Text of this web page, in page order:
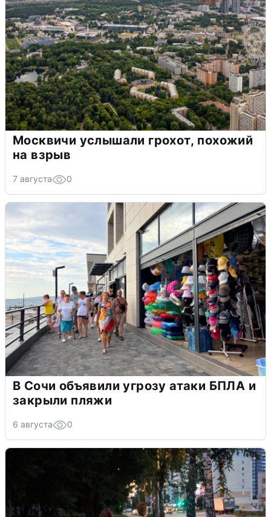
Москвичи услышали грохот, похожий
на взрыв
7 августа 0
В Сочи объявили угрозу атаки БПЛА и
закрыли пляжи
6 августа 0